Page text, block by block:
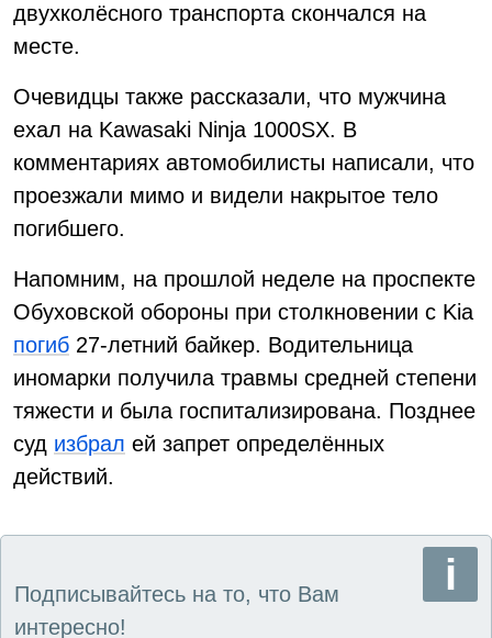
двухколёсного транспорта скончался на
месте.
Очевидцы также рассказали, что мужчина
ехал на Kawasaki Ninja 1000SX. В
комментариях автомобилисты написали, что
проезжали мимо и видели накрытое тело
погибшего.
Напомним, на прошлой неделе на проспекте
Обуховской обороны при столкновении с Kia
погиб 27-летний байкер. Водительница
иномарки получила травмы средней степени
тяжести и была госпитализирована. Позднее
суд избрал ей запрет определённых
действий.
Подписывайтесь на то, что Вам
интересно!